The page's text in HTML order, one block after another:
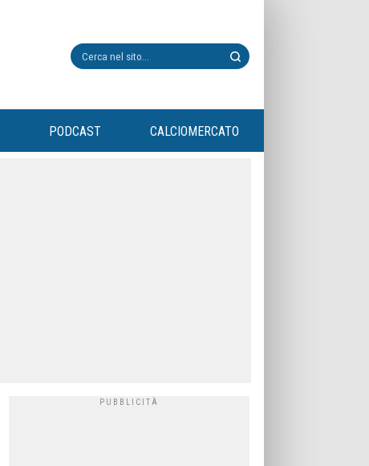
PODCAST CALCIOMERCATO